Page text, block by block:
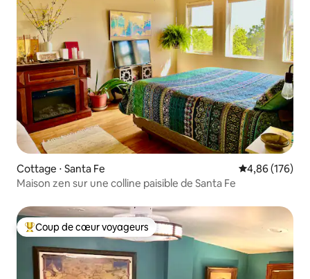
Cottage ⋅ Santa Fe Évaluation
4,86 (176)
Maison zen sur une colline paisible de Santa Fe
Coups de cœur voyageurs les plus appréciés
Coup de cœur voyageurs